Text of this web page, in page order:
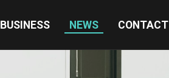
BUSINESS NEWS CONTACT